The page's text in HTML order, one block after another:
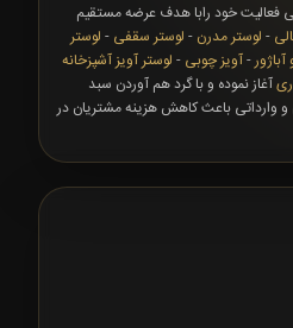
فعالیت خود رابا هدف عرضه مستقیم
- لوستر مدرن - لوستر سقفی - لوستر
-آویز چوبی - لوستر آویز آشپزخانه
آغاز نموده و با گرد هم آوردن سبد
وارداتی باعث کاهش هزینه مشتریان در